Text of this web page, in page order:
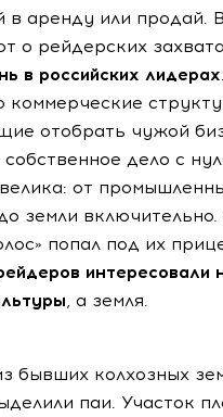
в аренду или продай.
о рейдерских
в российских лидерах.
коммерческие
отобрать чужой
собственное дело с
от
земли включительно.
попал под их
интересовали
, а земля.
бывших колхозных
паи. Участок